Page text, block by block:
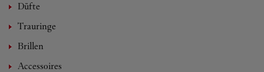
Düfte
Trauringe
Brillen
Accessoires